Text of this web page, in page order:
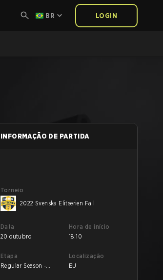
BR LOGIN
INFORMAÇÃO DE PARTIDA
Torneio
2022 Svenska Elitserien Fall
Data
20 outubro
Hora de início
18:10
Etapa
Regular Season -
Localização
EU